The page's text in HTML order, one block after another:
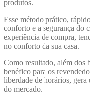
produtos.
Esse método prático,
conforto e a segurança do
experiência de compra,
no conforto da sua casa.
Como resultado, além dos
benéfico para os
liberdade de horários, gera
do mercado.